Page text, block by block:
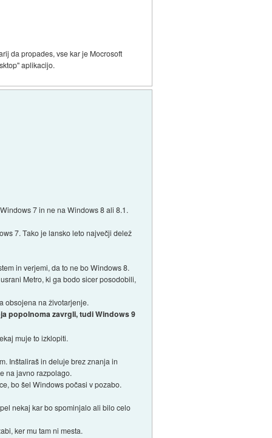
da propades, vse kar je Mocrosoft
aplikacijo.
7 in ne na Windows 8 ali 8.1.
7. Tako je lansko leto največji delež
in verjemi, da to ne bo Windows 8.
Metro, ki ga bodo sicer posodobili,
obsojena na životarjenje.
popolnoma zavrgli, tudi Windows 9
muje to izklopiti.
Inštaliraš in deluje brez znanja in
na javno razpolago.
bo šel Windows počasi v pozabo.
nekaj kar bo spominjalo ali bilo celo
ker mu tam ni mesta.